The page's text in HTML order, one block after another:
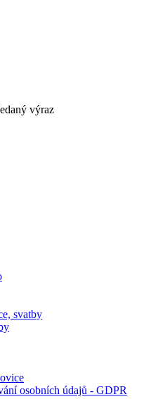
výraz
svatby
osobních údajů - GDPR